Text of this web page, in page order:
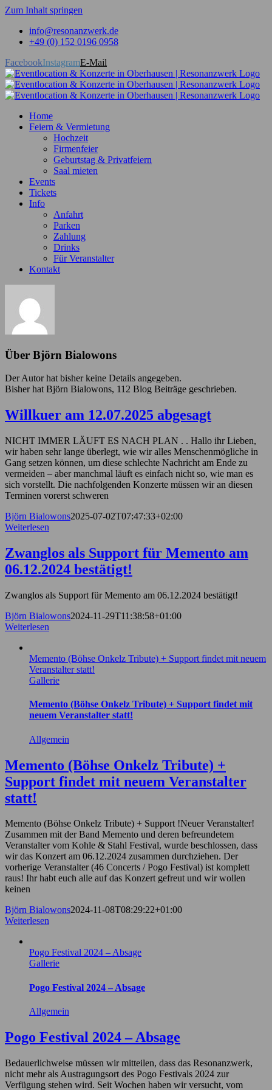
Zum Inhalt springen
info@resonanzwerk.de
+49 (0) 152 0196 0958
FacebookInstagramE-Mail
Home
Feiern & Vermietung
Hochzeit
Firmenfeier
Geburtstag & Privatfeiern
Saal mieten
Events
Tickets
Info
Anfahrt
Parken
Zahlung
Drinks
Für Veranstalter
Kontakt
Über Björn Bialowons
Der Autor hat bisher keine Details angegeben.
Bisher hat Björn Bialowons, 112 Blog Beiträge geschrieben.
Willkuer am 12.07.2025 abgesagt
NICHT IMMER LÄUFT ES NACH PLAN . . Hallo ihr Lieben,
wir haben sehr lange überlegt, wie wir alles Menschenmögliche in
Gang setzen können, um diese schlechte Nachricht am Ende zu
vermeiden – aber manchmal läuft es einfach nicht so, wie man es
sich vorstellt. Die nachfolgenden Konzerte müssen wir an diesen
Terminen vorerst schweren
Björn Bialowons2025-07-02T07:47:33+02:00
Weiterlesen
Zwanglos als Support für Memento am
06.12.2024 bestätigt!
Zwanglos als Support für Memento am 06.12.2024 bestätigt!
Björn Bialowons2024-11-29T11:38:58+01:00
Weiterlesen
Memento (Böhse Onkelz Tribute) + Support findet mit neuem
Veranstalter statt!
Gallerie
Memento (Böhse Onkelz Tribute) + Support findet mit
neuem Veranstalter statt!
Allgemein
Memento (Böhse Onkelz Tribute) +
Support findet mit neuem Veranstalter
statt!
Memento (Böhse Onkelz Tribute) + Support !Neuer Veranstalter!
Zusammen mit der Band Memento und deren befreundetem
Veranstalter vom Kohle & Stahl Festival, wurde beschlossen, dass
wir das Konzert am 06.12.2024 zusammen durchziehen. Der
vorherige Veranstalter (46 Concerts / Pogo Festival) ist komplett
raus! Ihr habt euch alle auf das Konzert gefreut und wir wollen
keinen
Björn Bialowons2024-11-08T08:29:22+01:00
Weiterlesen
Pogo Festival 2024 – Absage
Gallerie
Pogo Festival 2024 – Absage
Allgemein
Pogo Festival 2024 – Absage
Bedauerlichweise müssen wir mitteilen, dass das Resonanzwerk,
nicht mehr als Austragungsort des Pogo Festivals 2024 zur
Verfügung stehen wird. Seit Wochen haben wir versucht, vom